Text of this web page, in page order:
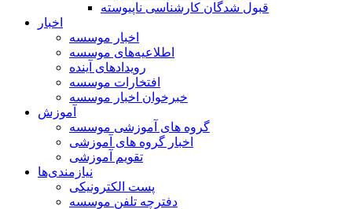
قبول شدگان کارشناسی ناپیوسته
اخبار
اخبار موسسه
اطلاعیه‌های موسسه
رویدادهای آینده
افتخارات موسسه
خبرخوان اخبار موسسه
آموزش
گروه های آموزشی موسسه
اخبار گروه های آموزشی
تقویم آموزشی
نیازمندی‌ها
پست الکترونیکی
دفترچه تلفن موسسه